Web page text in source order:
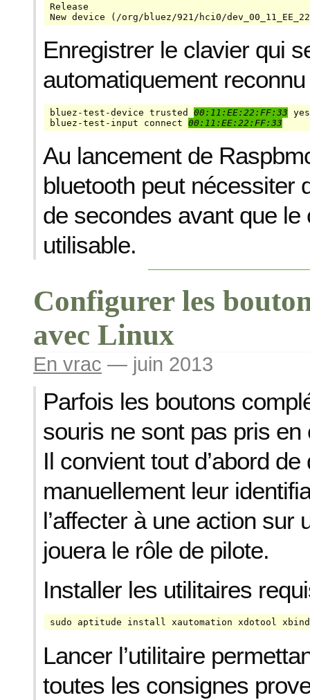
Release
New device (/org/bluez/921/hci0/
Enregistrer le clavier qui
automatiquement
bluez-test-device trusted 00:11:EE:22:FF:33 yes
bluez-test-input connect 00:11:EE:22:FF:33
Au lancement de
bluetooth peut nécessiter
de secondes avant que le
utilisable.
Configurer les
avec Linux
En vrac — juin 2013
Parfois les boutons
souris ne sont pas pris
Il convient tout d’abord de
manuellement leur
l’affecter à une action sur
jouera le rôle de pilote.
Installer les utilitaires
sudo aptitude install xautomation xdotool
Lancer l’utilitaire
toutes les consignes